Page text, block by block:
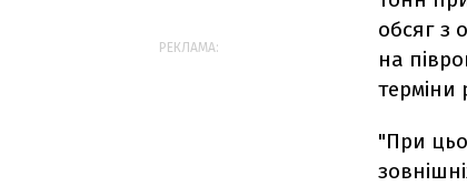
обсяг з
на
терміни
"При
РЕКЛАМА: